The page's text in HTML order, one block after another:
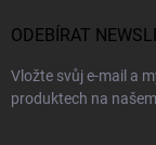
ODEBÍRAT
Vložte svůj e-mail a
produktech na